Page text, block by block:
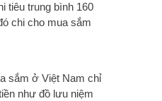
tiêu trung bình 160
chi cho mua sắm
sắm ở Việt Nam chỉ
như đồ lưu niệm